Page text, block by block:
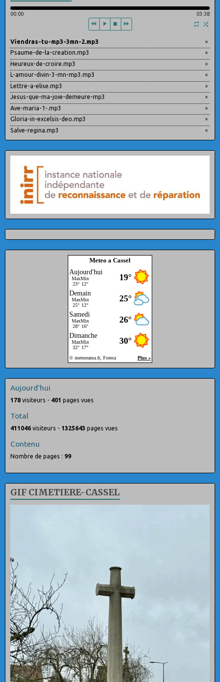
00:00 03:38
×
Viendras-tu-mp3-3mn-2.mp3
×
Psaume-de-la-creation.mp3
×
Heureux-de-croire.mp3
×
L-amour-divin-3-mn-mp3.mp3
×
Lettre-a-elise.mp3
×
Jesus-que-ma-joie-demeure-mp3
×
Ave-maria-1-.mp3
×
Gloria-in-excelsis-deo.mp3
×
Salve-regina.mp3
Meteo a Cassel
Aujourd'hui
178 visiteurs - 401 pages vues
Total
411046 visiteurs - 1325643 pages vues
Contenu
Nombre de pages : 99
GIF CIMETIERE-CASSEL